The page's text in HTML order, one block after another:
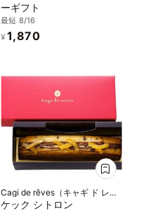
ーギフト
最短 8/16
¥ 1,870
Cagi de rêves（キャギ ド レー
ブ）
ケック シトロン